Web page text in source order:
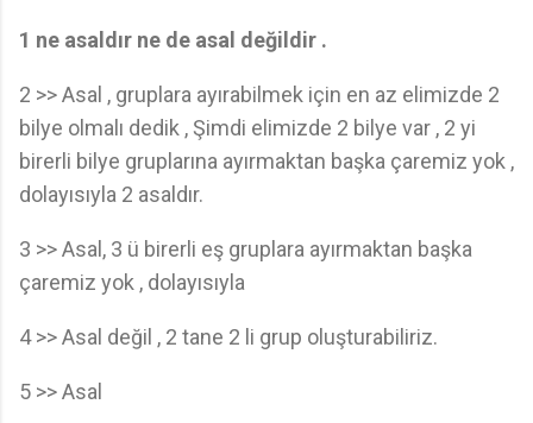
1 ne asaldır ne de asal değildir .
2 >> Asal , gruplara ayırabilmek için en az elimizde 2
bilye olmalı dedik , Şimdi elimizde 2 bilye var , 2 yi
birerli bilye gruplarına ayırmaktan başka çaremiz yok ,
dolayısıyla 2 asaldır.
3 >> Asal, 3 ü birerli eş gruplara ayırmaktan başka
çaremiz yok , dolayısıyla
4 >> Asal değil , 2 tane 2 li grup oluşturabiliriz.
5 >> Asal